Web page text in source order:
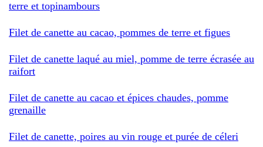
terre et topinambours
Filet de canette au cacao, pommes de terre et figues
Filet de canette laqué au miel, pomme de terre écrasée au
raifort
Filet de canette au cacao et épices chaudes, pomme
grenaille
Filet de canette, poires au vin rouge et purée de céleri